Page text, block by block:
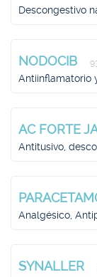
Descongestivo
NODOCIB
Antiinflamatorio
AC FORTE
Antitusivo,
Analgésico,
SYNALLER